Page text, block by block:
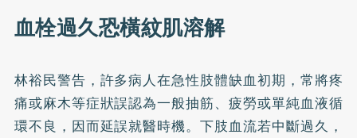
血栓過久恐橫紋肌溶解
林裕民警告，許多病人在急性肢體缺血初期，常將疼
痛或麻木等症狀誤認為一般抽筋、疲勞或單純血液循
環不良，因而延誤就醫時機。下肢血流若中斷過久，